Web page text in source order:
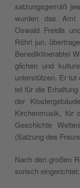
satzungs­gemäß
wur­den das Amt
Oswald Frei­dls
Röhrl jun.
Benedik­tin­er­a­btei
glichen und
unter­stützen. Er
tel für die
der
Kirchen­musik, für
Geschichte
(Satzung des
Nach den großen
sorisch eingerichtet: